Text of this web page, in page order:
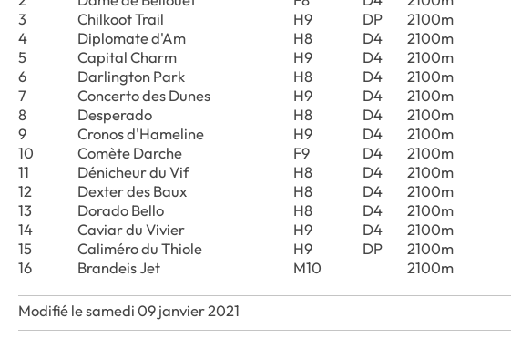
3
Chilkoot Trail H9 DP 2100m
4
Diplomate d'Am H8 D4 2100m
5
Capital Charm H9 D4 2100m
6
Darlington Park H8 D4 2100m
7
Concerto des Dunes H9 D4 2100m
8
Desperado H8 D4 2100m
9
Cronos d'Hameline H9 D4 2100m
10
Comète Darche F9 D4 2100m
11
Dénicheur du Vif H8 D4 2100m
12
Dexter des Baux H8 D4 2100m
13
Dorado Bello H8 D4 2100m
14
Caviar du Vivier H9 D4 2100m
15
Caliméro du Thiole H9 DP 2100m
16
Brandeis Jet M10 2100m
Modifié le samedi 09 janvier 2021